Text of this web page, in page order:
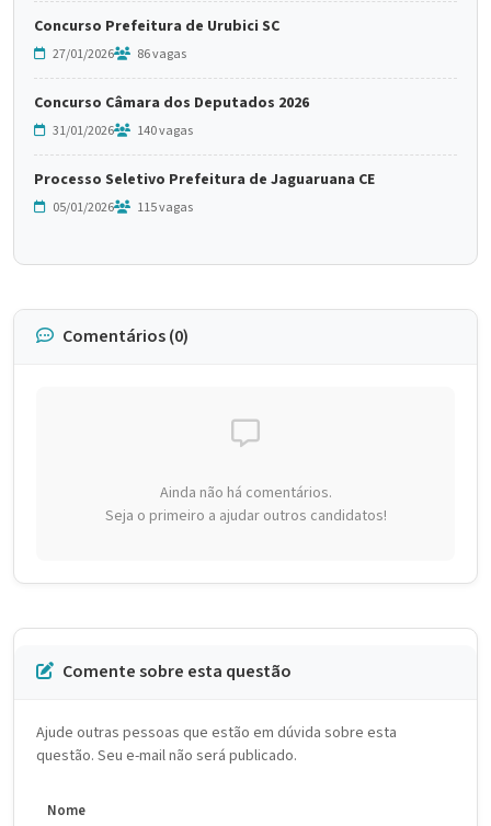
Concurso Prefeitura de Urubici SC
27/01/2026 86 vagas
Concurso Câmara dos Deputados 2026
31/01/2026 140 vagas
Processo Seletivo Prefeitura de Jaguaruana CE
05/01/2026 115 vagas
Comentários (0)
Ainda não há comentários.
Seja o primeiro a ajudar outros candidatos!
Comente sobre esta questão
Ajude outras pessoas que estão em dúvida sobre esta
questão. Seu e-mail não será publicado.
Nome